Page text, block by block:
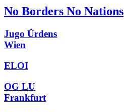
No Borders No Nations
Jugo Ürdens
Wien
ELOI
OG LU
Frankfurt